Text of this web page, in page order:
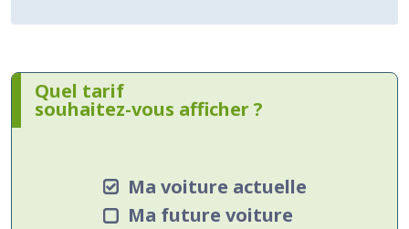
Quel tarif
souhaitez-vous afficher ?
Ma voiture actuelle
Ma future voiture